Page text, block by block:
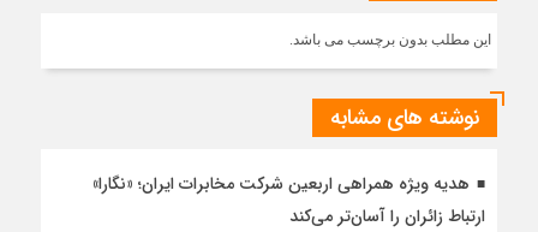
این مطلب بدون برچسب می باشد.
نوشته های مشابه
هدیه ویژه همراهی اربعین شرکت مخابرات ایران؛ «نگارا»
ارتباط زائران را آسان‌تر می‌کند